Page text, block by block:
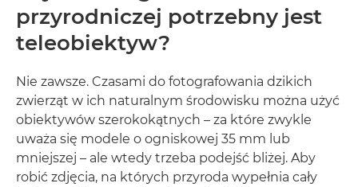
przyrodniczej potrzebny jest
teleobiektyw?
Nie zawsze. Czasami do fotografowania dzikich
zwierząt w ich naturalnym środowisku można użyć
obiektywów szerokokątnych – za które zwykle
uważa się modele o ogniskowej 35 mm lub
mniejszej – ale wtedy trzeba podejść bliżej. Aby
robić zdjęcia, na których przyroda wypełnia cały